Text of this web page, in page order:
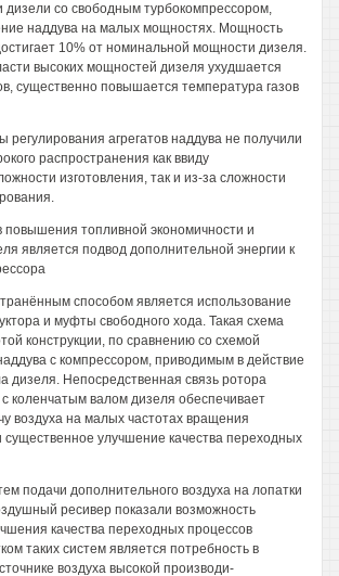
со свободным турбокомпрессором,
наддува на малых мощностях. Мощность
10% от номинальной мощности дизеля.
высоких мощностей дизеля ухудшается
существенно повышается температура газов
регулирования агрегатов наддува не получили
распространения как ввиду
изготовления, так и из-за сложности
повышения топливной экономичности и
является подвод дополнительной энергии к
способом является использование
и муфты свободного хода. Такая схема
конструкции, по сравнению со схемой
с компрессором, приводимым в действие
дизеля. Непосредственная связь ротора
коленчатым валом дизеля обеспечивает
воздуха на малых частотах вращения
существенное улучшение качества переходных
подачи дополнительного воздуха на лопатки
ресивер показали возможность
качества переходных процессов
таких систем является потребность в
воздуха высокой производи-